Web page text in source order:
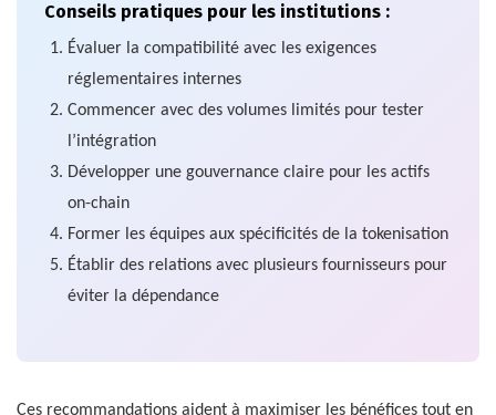
Conseils pratiques pour les institutions :
Évaluer la compatibilité avec les exigences
réglementaires internes
Commencer avec des volumes limités pour tester
l’intégration
Développer une gouvernance claire pour les actifs
on-chain
Former les équipes aux spécificités de la tokenisation
Établir des relations avec plusieurs fournisseurs pour
éviter la dépendance
Ces recommandations aident à maximiser les bénéfices tout en